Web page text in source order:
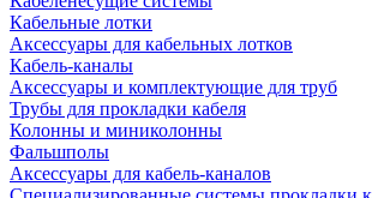
Кабельные лотки
Аксессуары для кабельных лотков
Кабель-каналы
Аксессуары и комплектующие для труб
Трубы для прокладки кабеля
Колонны и миниколонны
Фальшполы
Аксессуары для кабель-каналов